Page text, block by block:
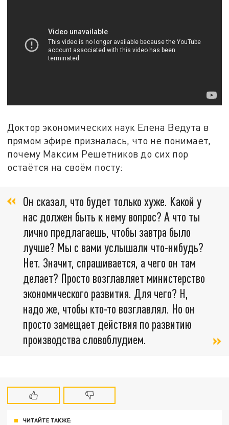
Доктор экономических наук Елена Ведута в
прямом эфире призналась, что не понимает,
почему Максим Решетников до сих пор
остаётся на своём посту:
Он сказал, что будет только хуже. Какой у
нас должен быть к нему вопрос? А что ты
лично предлагаешь, чтобы завтра было
лучше? Мы с вами услышали что-нибудь?
Нет. Значит, спрашивается, а чего он там
делает? Просто возглавляет министерство
экономического развития. Для чего? Н,
надо же, чтобы кто-то возглавлял. Но он
просто замещает действия по развитию
производства словоблудием.
ЧИТАЙТЕ ТАКЖЕ: